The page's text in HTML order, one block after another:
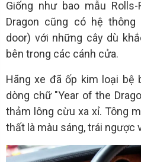
Giống như bao mẫu
Dragon cũng có hệ
door) với những cây dù
bên trong các cánh cửa.
Hãng xe đã ốp kim loại bệ
dòng chữ "Year of the
thảm lông cừu xa xỉ. Tông
thất là màu sáng, trái ngược